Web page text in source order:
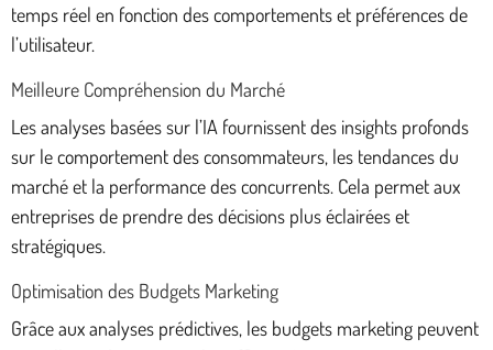
temps réel en fonction des comportements et préférences de
l’utilisateur.
Meilleure Compréhension du Marché
Les analyses basées sur l’IA fournissent des insights profonds
sur le comportement des consommateurs, les tendances du
marché et la performance des concurrents. Cela permet aux
entreprises de prendre des décisions plus éclairées et
stratégiques.
Optimisation des Budgets Marketing
Grâce aux analyses prédictives, les budgets marketing peuvent